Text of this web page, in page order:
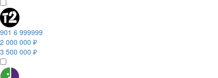
901 6 999999
2 000 000 ₽
3 500 000 ₽